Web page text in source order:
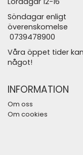
Söndagar enligt
överenskomelse
0739478900
Våra öppet tider
något!
INFORMATION
Om oss
Om cookies